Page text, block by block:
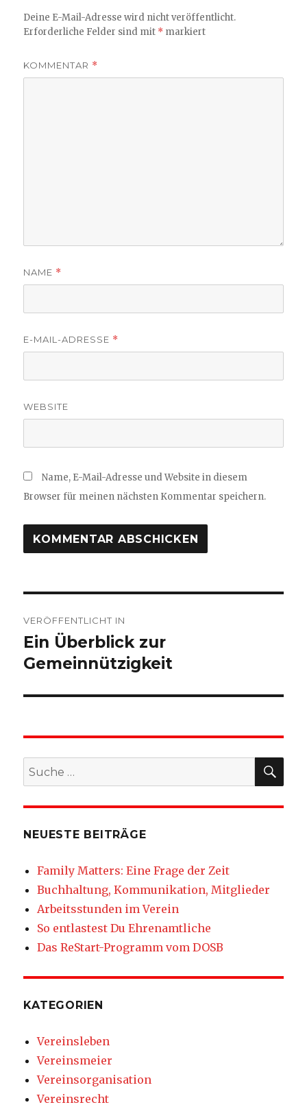
Deine E-Mail-Adresse wird nicht veröffentlicht.
Erforderliche Felder sind mit * markiert
KOMMENTAR *
NAME *
E-MAIL-ADRESSE *
WEBSITE
Name, E-Mail-Adresse und Website in diesem
Browser für meinen nächsten Kommentar speichern.
VERÖFFENTLICHT IN
Ein Überblick zur
Gemeinnützigkeit
Suche
nach:
NEUESTE BEITRÄGE
Family Matters: Eine Frage der Zeit
Buchhaltung, Kommunikation, Mitglieder
Arbeitsstunden im Verein
So entlastest Du Ehrenamtliche
Das ReStart-Programm vom DOSB
KATEGORIEN
Vereinsleben
Vereinsmeier
Vereinsorganisation
Vereinsrecht